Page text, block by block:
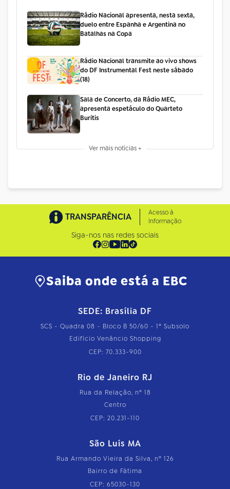
Rádio Nacional apresenta, nesta sexta,
duelo entre Espanha e Argentina no
Batalhas na Copa
Rádio Nacional transmite ao vivo shows
do DF Instrumental Fest neste sábado
(18)
Sala de Concerto, da Rádio MEC,
apresenta espetáculo do Quarteto
Buritis
Ver mais notícias +
TRANSPARÊNCIA
Acesso à
Informação
Siga-nos nas redes sociais
Saiba onde está a EBC
SEDE: Brasília DF
SCS - Quadra 08 - Bloco B 50/60 - 1º Subsolo
Edifício Venâncio Shopping
CEP: 70.333-900
Rio de Janeiro RJ
Rua da Relação, nº 18
Centro
CEP: 20.231-110
São Luís MA
Rua Armando Vieira da Silva, nº 126
Bairro de Fátima
CEP: 65030-130